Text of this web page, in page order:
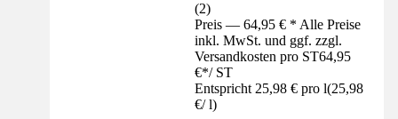
(2)
Preis — 64,95 € * Alle Preise
inkl. MwSt. und ggf. zzgl.
Versandkosten pro ST64,95
€*/ ST
Entspricht 25,98 € pro l(25,98
€/ l)